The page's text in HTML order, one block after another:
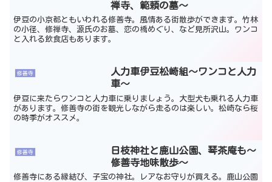
禅寺、範頼の墓～
伊豆の小京都ともいわれる修善寺。風情ある街散歩ができます。竹林
の小径、修禅寺、源氏のお墓、恋の橋めぐり、など見所沢山。ワンコ
と入れる飲食店もあります。
修善寺
人力車伊豆松崎組～ワンコと人力
車～
伊豆に来たらワンコと人力車に乗りましょう。大型犬も乗れる人力車
があります。修善寺の街を観光しながら走るのは楽しい。松崎なら桜
の時季がオススメ。
修善寺
日枝神社と鹿山公園、琴茶庵も～
修善寺地味散歩～
修善寺にある縁結び、子宝の神社。レアなお守りが買える。鹿山公園